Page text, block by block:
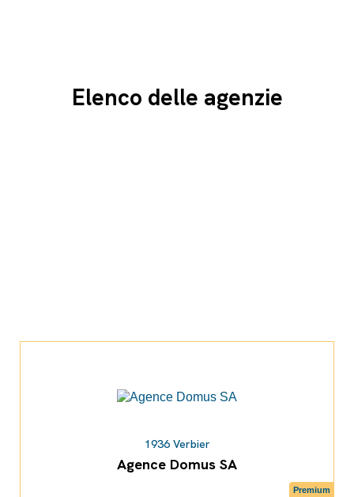
Elenco delle agenzie
Premium
1936 Verbier
Agence Domus SA